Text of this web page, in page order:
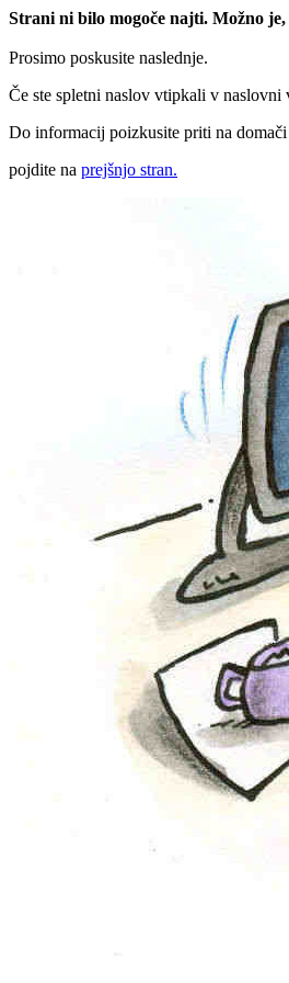
Strani ni bilo mogoče najti. Možno
Prosimo poskusite naslednje.
Če ste spletni naslov vtipkali v
Do informacij poizkusite priti na domači
pojdite na prejšnjo stran.